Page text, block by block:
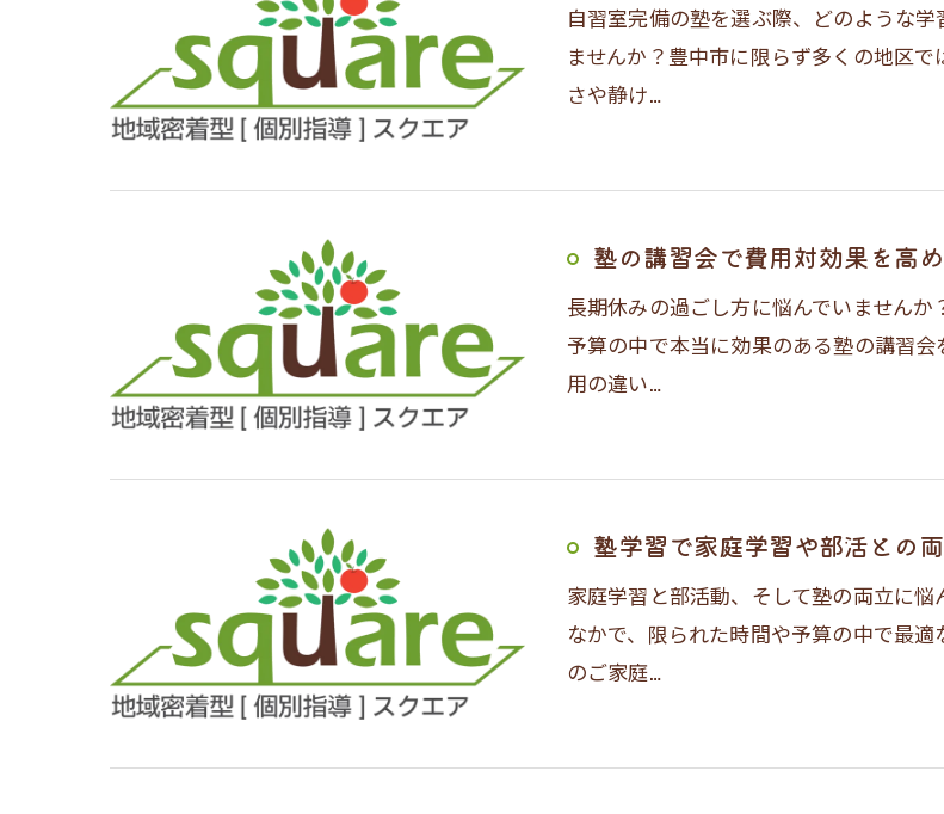
自習室完備の塾を選ぶ際、どのような
ませんか？豊中市に限らず多くの地区
さや静け…
塾の講習会で費用対効果を高
長期休みの過ごし方に悩んでいません
予算の中で本当に効果のある塾の講習
用の違い…
塾学習で家庭学習や部活との
家庭学習と部活動、そして塾の両立に
なかで、限られた時間や予算の中で最
のご家庭…